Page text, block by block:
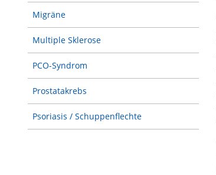
Migräne
Multiple Sklerose
PCO-Syndrom
Prostatakrebs
Psoriasis / Schuppenflechte